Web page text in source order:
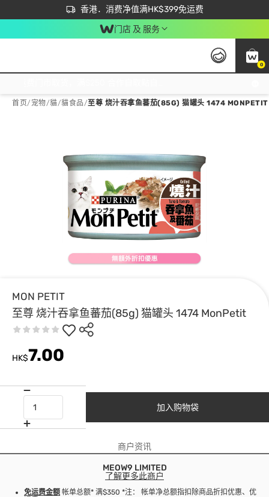
香港．消费净值满HK$399免运费
立即成为易赏钱会员尽享独家优惠
首次APP下单买满$450 输入 NEWAPP 即减$50
门店 及 服务
0
首页/ 宠物/貓/貓食品/至尊 烧汁吞拿鱼蕃茄(85G) 猫罐头 1474 MONPETIT
MON PETIT
至尊 烧汁吞拿鱼蕃茄(85g) 猫罐头 1474 MonPetit
HK$7.00
加入购物袋
商户资讯
MEOW9 LIMITED
了解更多此商户
免运费金额 帐单总额* 满$350 *注： 帐单净总额指扣除商品折扣优惠、优惠